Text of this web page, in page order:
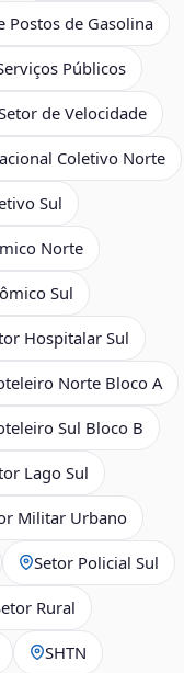
Postos de Gasolina
Públicos
de Velocidade
Coletivo Norte
Sul
Norte
Sul
Hospitalar Sul
Norte Bloco A
Sul Bloco B
Lago Sul
Militar Urbano
Setor Policial Sul
Rural
SHTN